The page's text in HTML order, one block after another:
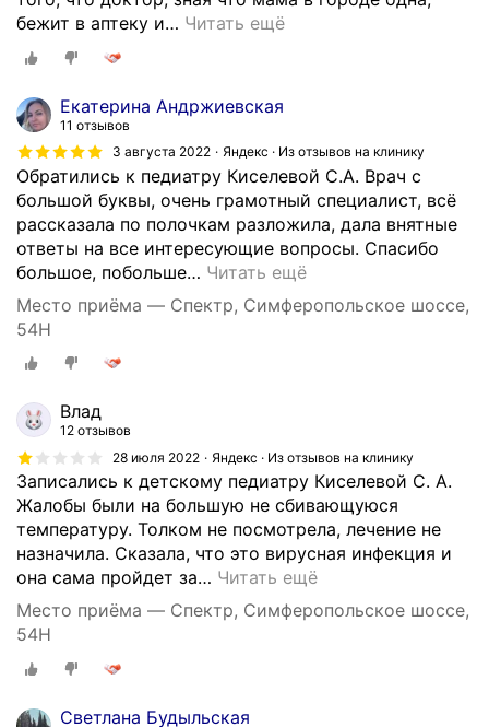
бежит в аптеку и… Читать ещё
Екатерина Андржиевская
11 отзывов
3 августа 2022
Яндекс · Из отзывов на клинику
Обратились к педиатру Киселевой С.А. Врач с
большой буквы, очень грамотный специалист, всё
рассказала по полочкам разложила, дала внятные
ответы на все интересующие вопросы. Спасибо
большое, побольше… Читать ещё
Место приёма — Спектр, Симферопольское шоссе,
54Н
Влад
12 отзывов
28 июля 2022
Яндекс · Из отзывов на клинику
Записались к детскому педиатру Киселевой С. А.
Жалобы были на большую не сбивающуюся
температуру. Толком не посмотрела, лечение не
назначила. Сказала, что это вирусная инфекция и
она сама пройдет за… Читать ещё
Место приёма — Спектр, Симферопольское шоссе,
54Н
Светлана Будыльская